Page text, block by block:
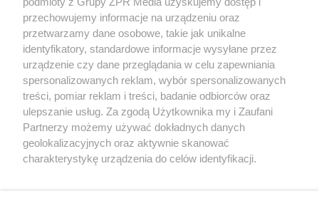
dojrzałe bez skórki
i pestek
gotowane i
ewentualnie
przechowujemy informacje na urządzeniu oraz
przetwarzamy dane osobowe, takie jak unikalne
identyfikatory, standardowe informacje wysyłane przez
urządzenie czy dane przeglądania w celu zapewniania
spersonalizowanych reklam, wybór spersonalizowanych
treści, pomiar reklam i treści, badanie odbiorców oraz
ulepszanie usług. Za zgodą Użytkownika my i Zaufani
Partnerzy możemy używać dokładnych danych
geolokalizacyjnych oraz aktywnie skanować
charakterystykę urządzenia do celów identyfikacji.